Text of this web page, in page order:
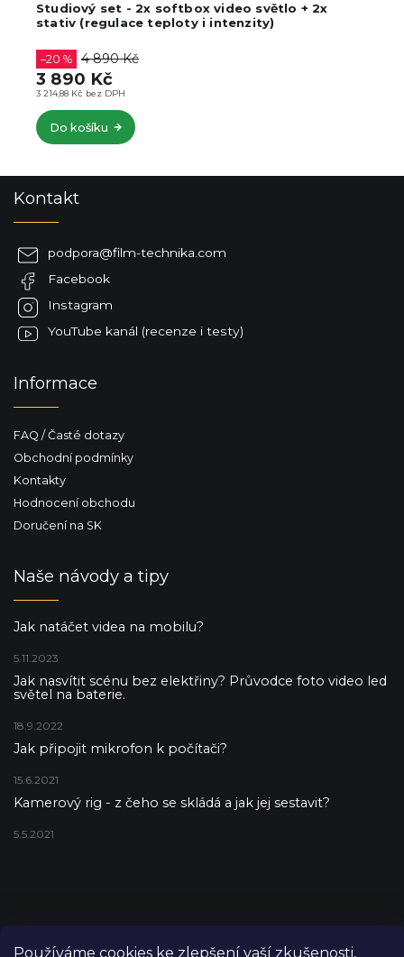
Používáme cookies ke zlepšení vaší zkušenosti,
Studiový set - 2x softbox video světlo + 2x
stativ (regulace teploty i intenzity)
3 214,88 Kč bez DPH
–20 % 4 890 Kč
3 890 Kč
Do košíku
Kontakt
podpora@film-technika.com
Facebook
Instagram
YouTube kanál (recenze i testy)
Informace
FAQ / Časté dotazy
Obchodní podmínky
Kontakty
Hodnocení obchodu
Doručení na SK
Naše návody a tipy
Jak natáčet videa na mobilu?
5.11.2023
Jak nasvítit scénu bez elektřiny? Průvodce foto video led
světel na baterie.
18.9.2022
Jak připojit mikrofon k počítači?
15.6.2021
Kamerový rig - z čeho se skládá a jak jej sestavit?
5.5.2021